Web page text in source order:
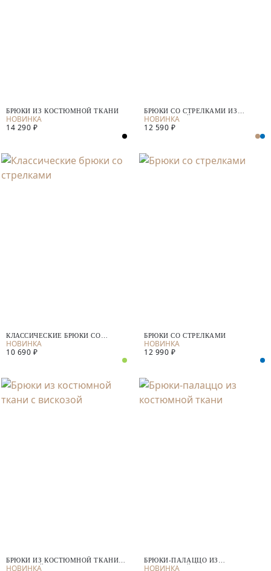
БРЮКИ ИЗ КОСТЮМНОЙ ТКАНИ
14 290 ₽
БРЮКИ СО СТРЕЛКАМИ ИЗ
КОСТЮМНОЙ ТКАНИ
12 590 ₽
КЛАССИЧЕСКИЕ БРЮКИ СО
СТРЕЛКАМИ
10 690 ₽
БРЮКИ СО СТРЕЛКАМИ
12 990 ₽
БРЮКИ ИЗ КОСТЮМНОЙ ТКАНИ С
ВИСКОЗОЙ
БРЮКИ-ПАЛАЦЦО ИЗ
КОСТЮМНОЙ ТКАНИ